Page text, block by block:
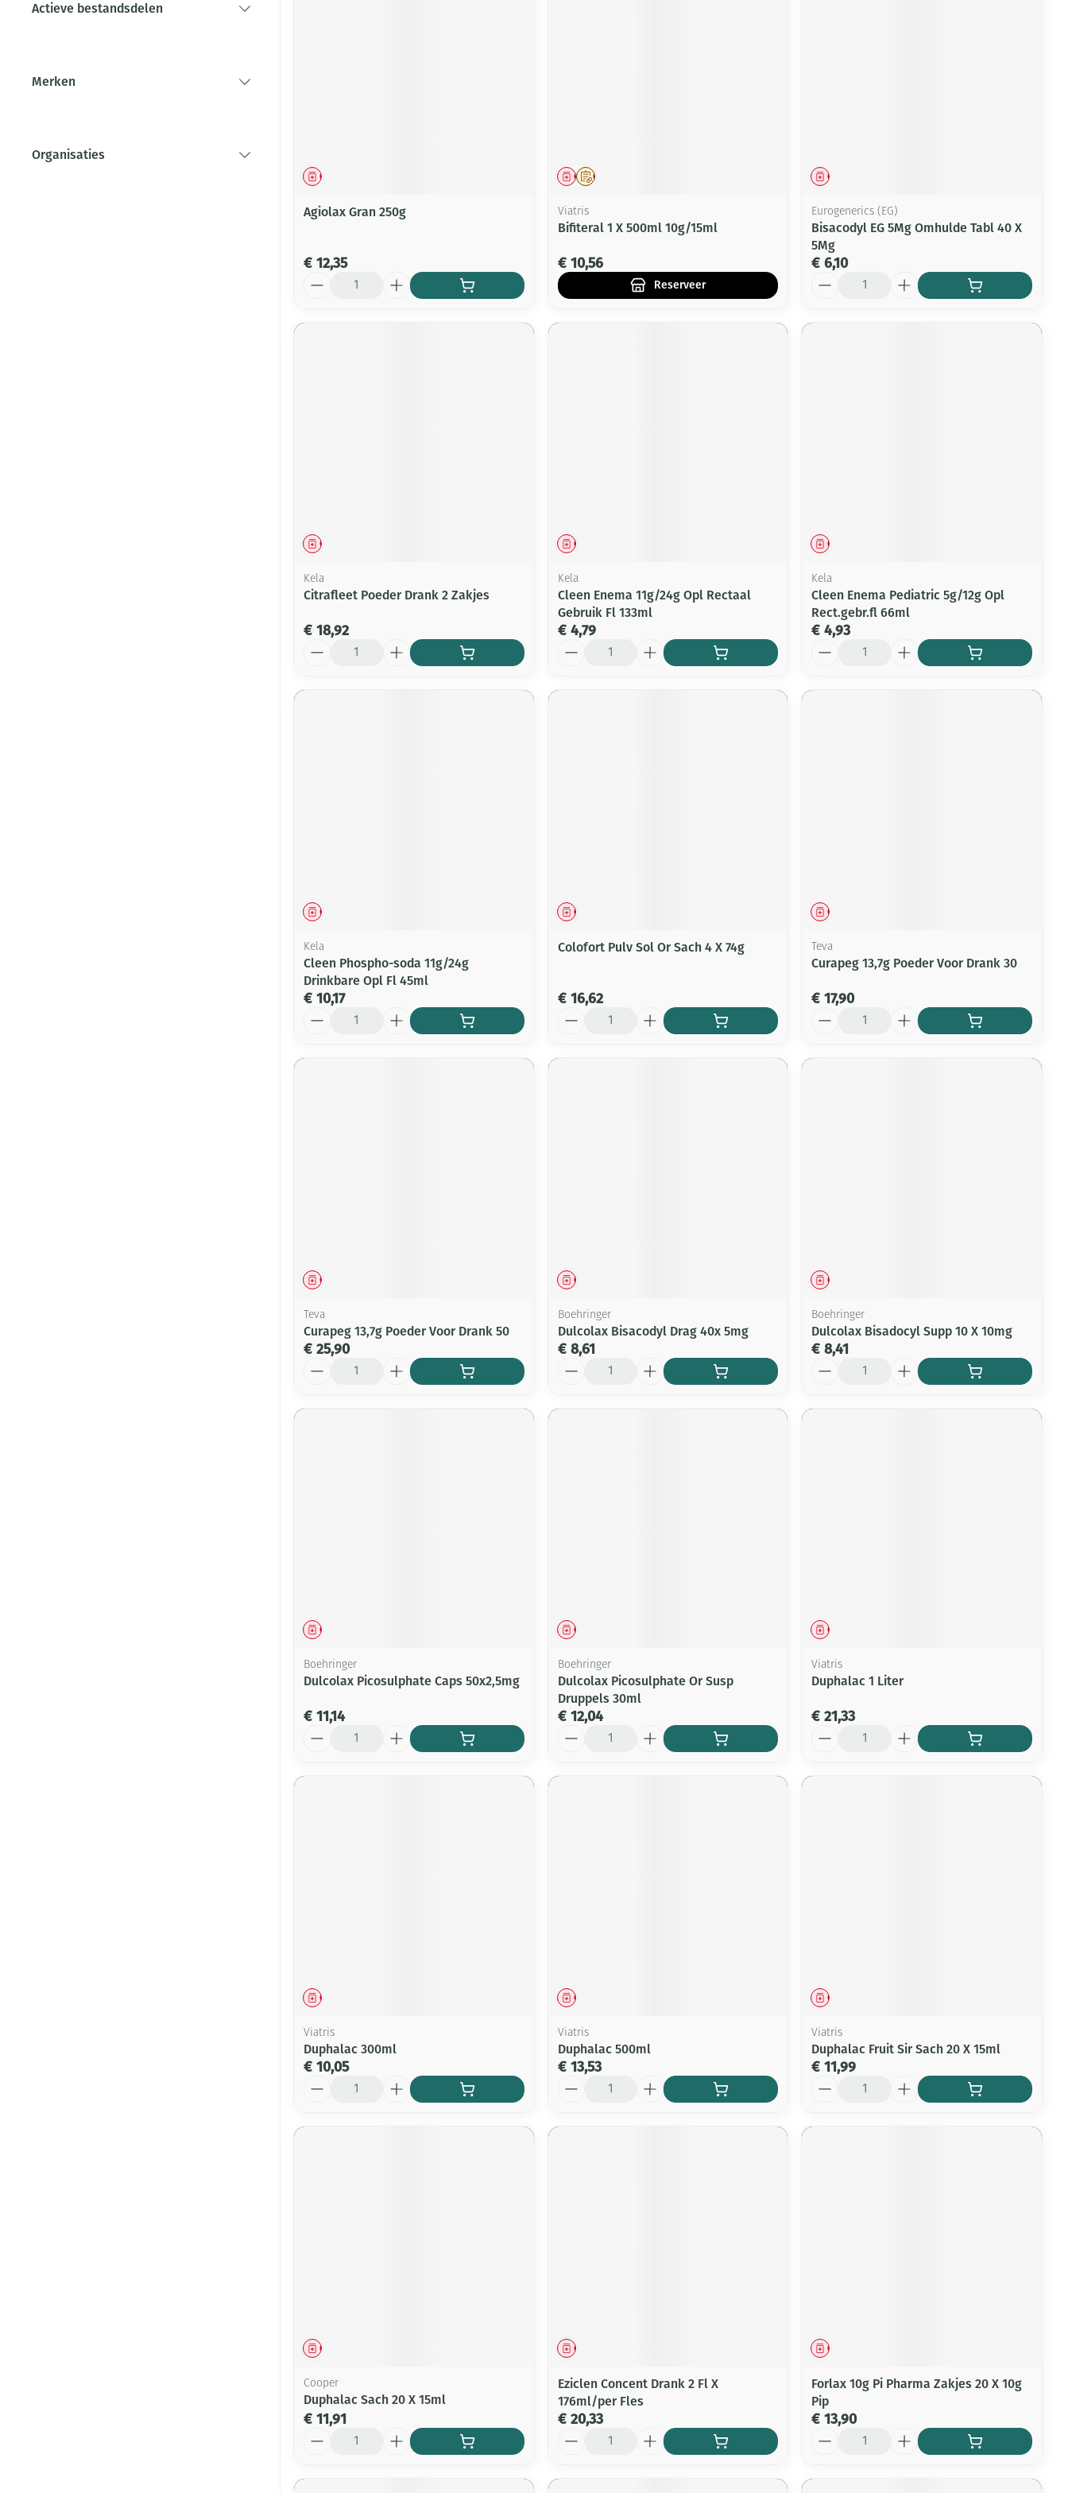
Actieve bestandsdelen
Merken
Organisaties
Geneesmiddel
Agiolax Gran 250g
€ 12,35
Op voorschrift
Geneesmiddel
Viatris
Bifiteral 1 X 500ml 10g/15ml
€ 10,56
Reserveer
Geneesmiddel
Eurogenerics (EG)
Bisacodyl EG 5Mg Omhulde Tabl 40 X
5Mg
€ 6,10
Geneesmiddel
Kela
Citrafleet Poeder Drank 2 Zakjes
€ 18,92
Geneesmiddel
Kela
Cleen Enema 11g/24g Opl Rectaal
Gebruik Fl 133ml
€ 4,79
Geneesmiddel
Kela
Cleen Enema Pediatric 5g/12g Opl
Rect.gebr.fl 66ml
€ 4,93
Geneesmiddel
Kela
Cleen Phospho-soda 11g/24g
Drinkbare Opl Fl 45ml
€ 10,17
Geneesmiddel
Colofort Pulv Sol Or Sach 4 X 74g
€ 16,62
Geneesmiddel
Teva
Curapeg 13,7g Poeder Voor Drank 30
€ 17,90
Geneesmiddel
Teva
Curapeg 13,7g Poeder Voor Drank 50
€ 25,90
Geneesmiddel
Boehringer
Dulcolax Bisacodyl Drag 40x 5mg
€ 8,61
Geneesmiddel
Boehringer
Dulcolax Bisadocyl Supp 10 X 10mg
€ 8,41
Geneesmiddel
Boehringer
Dulcolax Picosulphate Caps 50x2,5mg
€ 11,14
Geneesmiddel
Boehringer
Dulcolax Picosulphate Or Susp
Druppels 30ml
€ 12,04
Geneesmiddel
Viatris
Duphalac 1 Liter
€ 21,33
Geneesmiddel
Viatris
Duphalac 300ml
€ 10,05
Geneesmiddel
Viatris
Duphalac 500ml
€ 13,53
Geneesmiddel
Viatris
Duphalac Fruit Sir Sach 20 X 15ml
€ 11,99
Geneesmiddel
Cooper
Duphalac Sach 20 X 15ml
€ 11,91
Geneesmiddel
Eziclen Concent Drank 2 Fl X
176ml/per Fles
€ 20,33
Geneesmiddel
Forlax 10g Pi Pharma Zakjes 20 X 10g
Pip
€ 13,90